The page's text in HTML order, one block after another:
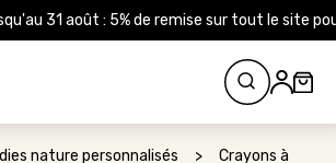
31 août : 5% de remise sur tout le site
nature personnalisés >
Crayons à